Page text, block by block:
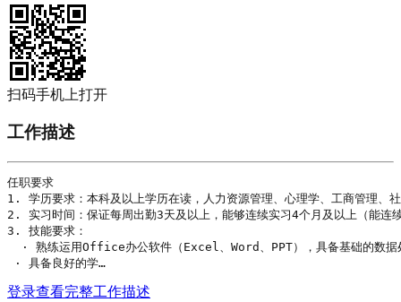
扫码手机上打开
工作描述
任职要求
1. 学历要求：本科及以上学历在读，人力资源管理、心理学、工商管理、
2. 实习时间：保证每周出勤3天及以上，能够连续实习4个月及以上（能连
3. 技能要求：
· 熟练运用Office办公软件（Excel、Word、PPT），具备基础的数
· 具备良好的学…
登录查看完整工作描述